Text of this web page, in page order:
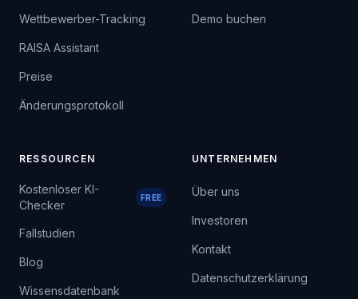
Wettbewerber-Tracking
RAISA Assistant
Preise
Änderungsprotokoll
Demo buchen
RESSOURCEN
Kostenloser KI-
Checker
FREE
Fallstudien
Blog
Wissensdatenbank
UNTERNEHMEN
Über uns
Investoren
Kontakt
Datenschutzerklärung